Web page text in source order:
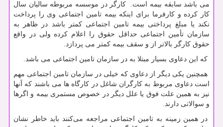
می باشد سابقه بیمه است. کارگر در موسسه مربوطه سالیان سال
کار کرده و کارفرما برای اینکه بیمه تامین اجتماعی وی را پرداخت
نکند یا مبلغ پرداختی بیمه تامین اجتماعی کمتر باشد در ظاهر به
سازمان تأمین اجتماعی حداقل حقوق را اعلام کرده ولی در واقع
حقوق کارگر بالاتر از و سقف بیمه کمتر می پردازد.
که این دعاوی بسیار مبتلا به در سازمان تامین اجتماعی می باشد.
همچنین یکی دیگر از دعاوی که خیلی در سازمان تامین اجتماعی مهم
است دعاوی مربوط به کارگران شاغل در کارگاه ها می باشند که آنها
نیز به همین علت فوق یا علل دیگر در خصوص مستمری بیمه و اگرها
و سوالاتی دارند.
در همین زمینه به تامین اجتماعی مراجعه می‌کنند باید خاطر نشان